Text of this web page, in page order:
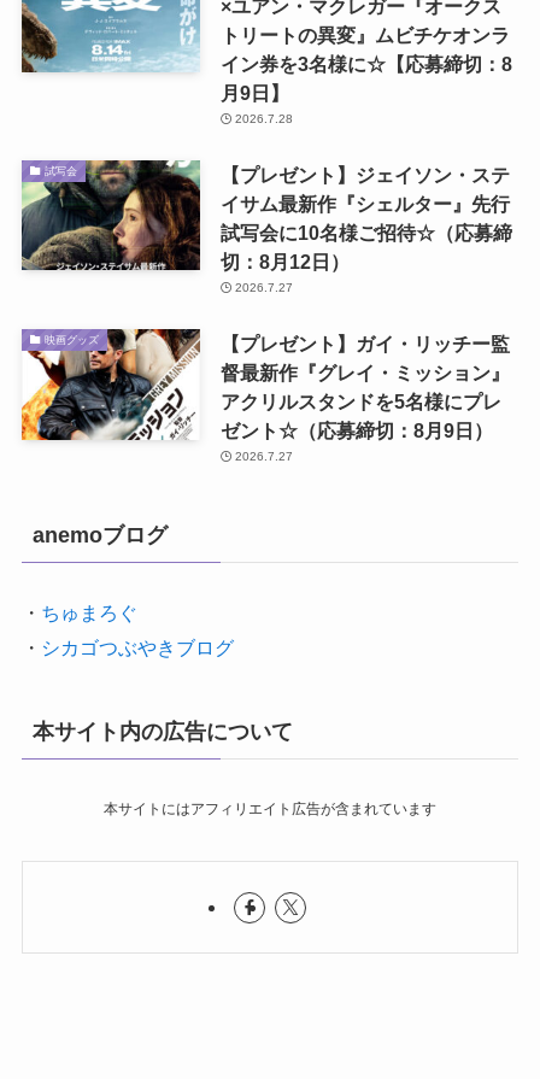
×ユアン・マクレガー『オークス
トリートの異変』ムビチケオンラ
イン券を3名様に☆【応募締切：8
月9日】
2026.7.28
試写会
【プレゼント】ジェイソン・ステ
イサム最新作『シェルター』先行
試写会に10名様ご招待☆（応募締
切：8月12日）
2026.7.27
映画グッズ
【プレゼント】ガイ・リッチー監
督最新作『グレイ・ミッション』
アクリルスタンドを5名様にプレ
ゼント☆（応募締切：8月9日）
2026.7.27
anemoブログ
・ ちゅまろぐ
・ シカゴつぶやきブログ
本サイト内の広告について
本サイトにはアフィリエイト広告が含まれています